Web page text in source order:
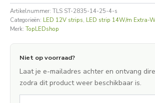
Artikelnummer: TLS ST-2835-14-25-4-s
Categorieën: LED 12V strips, LED strip 14W/m Extra-
Merk: TopLEDshop
Niet op voorraad?
Laat je e-mailadres achter en ontvang
zodra dit product weer beschikbaar is.